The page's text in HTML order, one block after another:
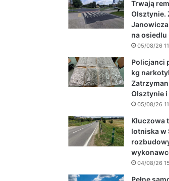
Trwają
Olsztynie.
na osiedlu
05/08/26
Policjanci
kg
Olsztynie i
05/08/26
Kluczowa
lotniska w
04/08/26
Pełne